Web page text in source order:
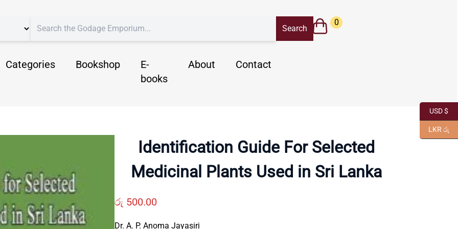
Categories Bookshop
E-
books
About Contact
0
Identification Guide For Selected
Medicinal Plants Used in Sri Lanka
රු 500.00
Dr. A. P. Anoma Jayasiri
USD $
LKR රු